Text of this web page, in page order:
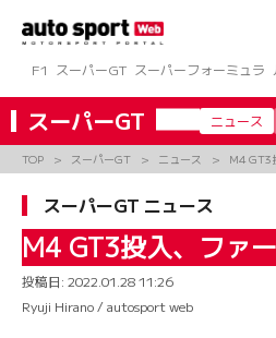
ツ
へ
ス
キ
ッ
F1
スーパーGT スーパーフォーミュラ
スーパーGT ニュース
TOP スーパーGT ニュース M4 GT3
スーパーGT ニュース
M4 GT3投入、ファ
投稿日: 2022.01.28 11:26
Ryuji Hirano / autosport web